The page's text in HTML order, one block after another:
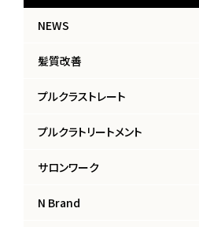
NEWS
髪質改善
プルクラストレート
プルクラトリートメント
サロンワーク
N Brand